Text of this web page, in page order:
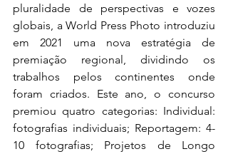
pluralidade de perspectivas e vozes
globais, a World Press Photo introduziu
em 2021 uma nova estratégia de
premiação regional, dividindo os
trabalhos pelos continentes onde
foram criados. Este ano, o concurso
premiou quatro categorias: Individual:
fotografias individuais; Reportagem: 4-
10 fotografias; Projetos de Longo